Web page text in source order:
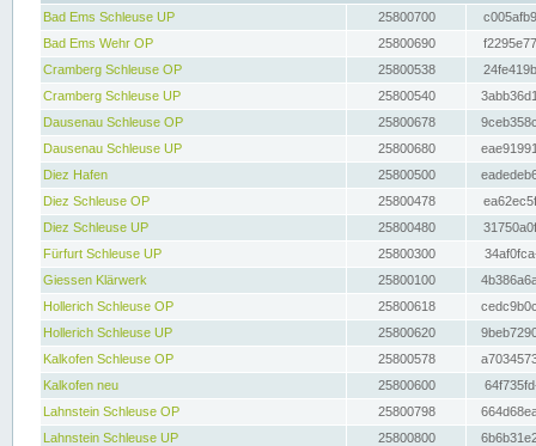
Bad Ems Schleuse UP
25800700
Bad Ems Wehr OP
25800690
Cramberg Schleuse OP
25800538
Cramberg Schleuse UP
25800540
Dausenau Schleuse OP
25800678
Dausenau Schleuse UP
25800680
Diez Hafen
25800500
Diez Schleuse OP
25800478
Diez Schleuse UP
25800480
Fürfurt Schleuse UP
25800300
Giessen Klärwerk
25800100
Hollerich Schleuse OP
25800618
Hollerich Schleuse UP
25800620
Kalkofen Schleuse OP
25800578
Kalkofen neu
25800600
Lahnstein Schleuse OP
25800798
Lahnstein Schleuse UP
25800800